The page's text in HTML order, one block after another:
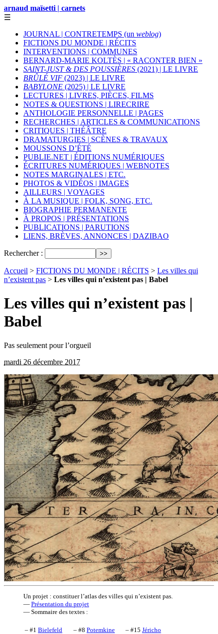
arnaud maïsetti | carnets
☰
JOURNAL | CONTRETEMPS (un weblog)
FICTIONS DU MONDE | RÉCITS
INTERVENTIONS | COMMUNES
BERNARD-MARIE KOLTÈS | « RACONTER BIEN »
SAINT-JUST & DES POUSSIÈRES (2021) | LE LIVRE
BRÛLÉ VIF (2023) | LE LIVRE
BABYLONE (2025) | LE LIVRE
LECTURES | LIVRES, PIÈCES, FILMS
NOTES & QUESTIONS | LIRECRIRE
ANTHOLOGIE PERSONNELLE | PAGES
RECHERCHES | ARTICLES & COMMUNICATIONS
CRITIQUES | THÉÂTRE
DRAMATURGIES | SCÈNES & TRAVAUX
MOUSSONS D’ÉTÉ
PUBLIE.NET | ÉDITIONS NUMÉRIQUES
ÉCRITURES NUMÉRIQUES | WEBNOTES
NOTES MARGINALES | ETC.
PHOTOS & VIDÉOS | IMAGES
AILLEURS | VOYAGES
À LA MUSIQUE | FOLK, SONG, ETC.
BIOGRAPHIE PERMANENTE
À PROPOS | PRÉSENTATIONS
PUBLICATIONS | PARUTIONS
LIENS, BRÈVES, ANNONCES | DAZIBAO
Rechercher :
Accueil > FICTIONS DU MONDE | RÉCITS > Les villes qui
n’existent pas > Les villes qui n’existent pas | Babel
Les villes qui n’existent pas |
Babel
Pas seulement pour l’orgueil
mardi 26 décembre 2017
Un projet : constituer l’atlas des villes qui n’existent pas.
— Présentation du projet
— Sommaire des textes :
– #1 Bielefeld – #8 Potemkine – #15 Jéricho